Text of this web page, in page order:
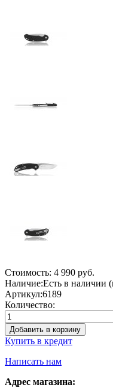
Стоимость: 4 990 руб.
Наличие:Есть в наличии
Артикул:6189
Количество:
Добавить в корзину
Купить в кредит
Написать нам
Адрес магазина: